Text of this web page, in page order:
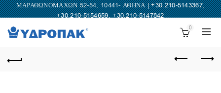
ΜΑΡΑΘΩΝΟΜΑΧΩΝ 52-54, 10441- ΑΘΗΝΑ |+30.210-5143367,
+30.210-5154659,+30.210-5147842
0